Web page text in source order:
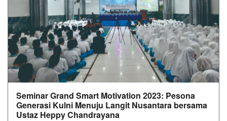
Seminar Grand Smart Motivation 2023: Pesona
Generasi Kulni Menuju Langit Nusantara bersama
Ustaz Heppy Chandrayana